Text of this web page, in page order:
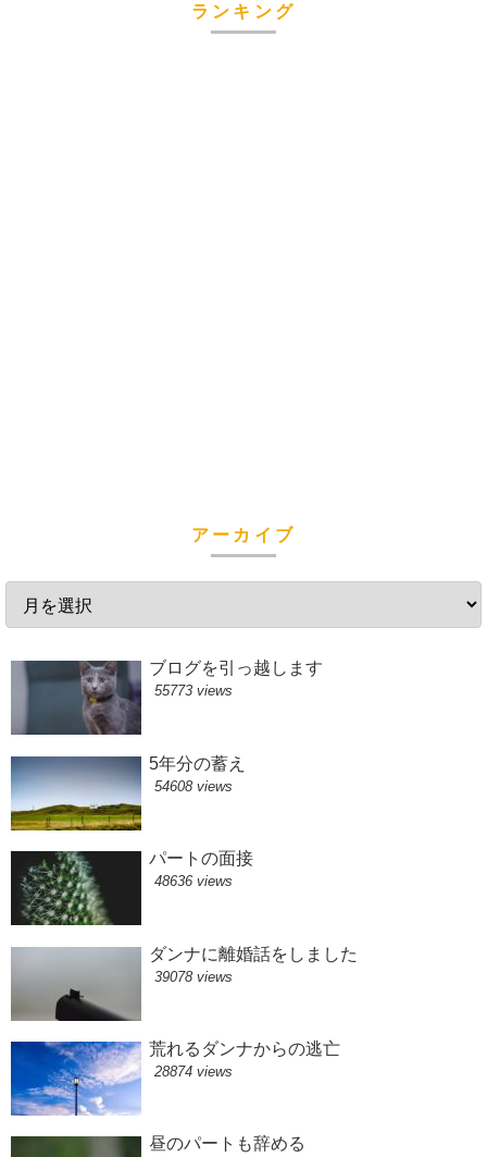
ランキング
アーカイブ
ブログを引っ越します
55773 views
5年分の蓄え
54608 views
パートの面接
48636 views
ダンナに離婚話をしました
39078 views
荒れるダンナからの逃亡
28874 views
昼のパートも辞める